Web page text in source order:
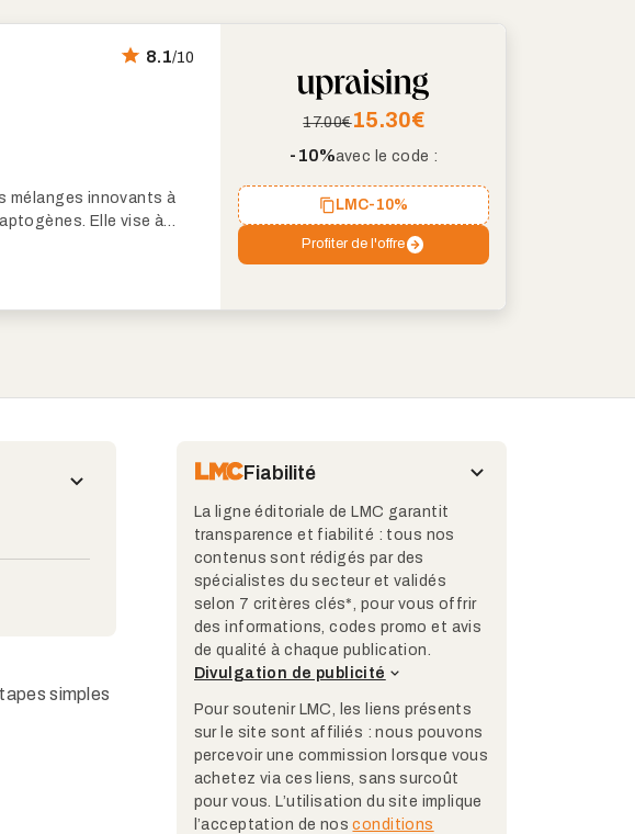
8.1/10
mélanges innovants à
Elle vise à
votre attention.
17.00€15.30€
-10%avec le code :
LMC-10%
Profiter de l'offre
simples
Fiabilité
La ligne éditoriale de LMC garantit
transparence et fiabilité : tous nos
contenus sont rédigés par des
spécialistes du secteur et validés
selon 7 critères clés*, pour vous offrir
des informations, codes promo et avis
de qualité à chaque publication.
Divulgation de publicité
Pour soutenir LMC, les liens présents
sur le site sont affiliés : nous pouvons
percevoir une commission lorsque vous
achetez via ces liens, sans surcoût
pour vous. L’utilisation du site implique
l’acceptation de nosconditions